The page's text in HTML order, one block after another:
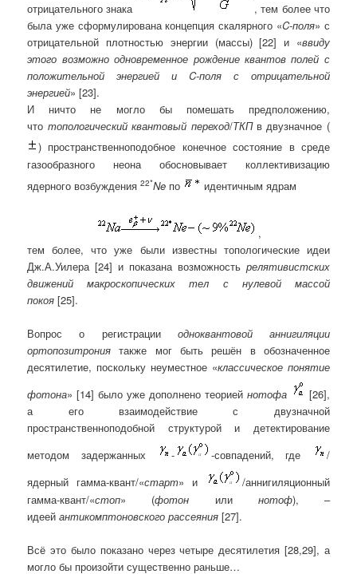
отрицательного знака
, тем более что
была уже сформулирована концепция скалярного «C-поля» с
отрицательной плотностью энергии (массы) [22] и «ввиду
этого возможно одновременное рождение квантов полей с
положительной энергией и
C-поля с отрицательной
энергией» [23].
И ничто не могло бы помешать предположению,
что топологический квантовый переход/ТКПв двузначное (
) пространственноподобное конечное состояние в среде
газообразного неона обосновывает коллективизацию
ядерного возбуждения22*Ne по идентичным ядрам
,
тем более, что уже были известны топологические идеи
Дж.А.Уилера [24] и показана возможность релятивистских
движений макроскопических тел с нулевой массой
покоя [25].
Вопрос о регистрации одноквантовой аннигиляции
ортопозитрония также мог быть решён в обозначенное
десятилетие, поскольку неуместное «классическое понятие
фотона» [14] было уже дополнено теорией нотофа
[26],
а его взаимодействие с двузначной
пространственноподобной структурой и детектирование
методом задержанных
- -совпадений, где
/
ядерный гамма-квант/«старт» и
/аннигиляционный
гамма-квант/«стоп» (фотон или нотоф), –
идеейантикомптоновского рассеяния [27].
Всё это было показано через четыре десятилетия [28,29], а
могло бы произойти существенно раньше…